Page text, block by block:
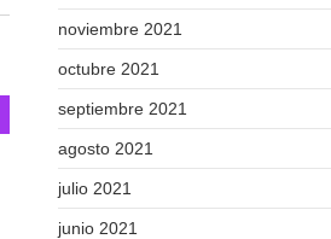
noviembre 2021
octubre 2021
septiembre 2021
agosto 2021
julio 2021
junio 2021